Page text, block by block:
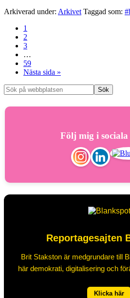
Arkiverad under: Arkivet Taggad som:
1
2
3
…
59
Nästa sida »
Följ mig i sociala
Reportagesajten
Brit Stakston är medgrundare till
här demokrati, digitalisering och
Klicka här